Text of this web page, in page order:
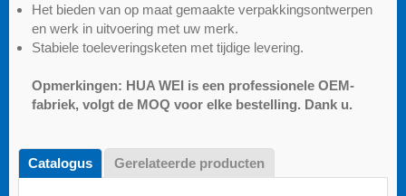
Het bieden van op maat gemaakte verpakkingsontwerpen
en werk in uitvoering met uw merk.
Stabiele toeleveringsketen met tijdige levering.
Opmerkingen: HUA WEI is een professionele OEM-
fabriek, volgt de MOQ voor elke bestelling. Dank u.
Catalogus Gerelateerde producten